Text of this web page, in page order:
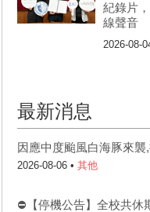
紀錄片
線聲音
2026-08-
最新消息
因應中度颱風白海豚來
2026-08-06 • 其他
⛔【停機公告】全校共休